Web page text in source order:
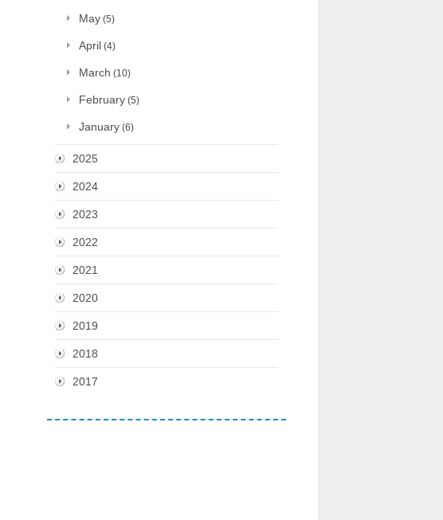
May (5)
April (4)
March (10)
February (5)
January (6)
2025
2024
2023
2022
2021
2020
2019
2018
2017